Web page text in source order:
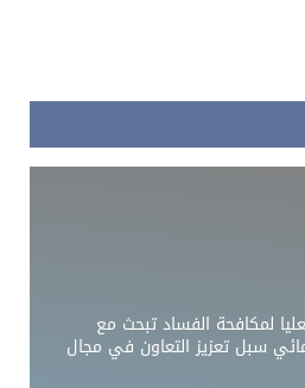
لمكافحة الفساد تبحث مع
سبل تعزيز التعاون في مجال